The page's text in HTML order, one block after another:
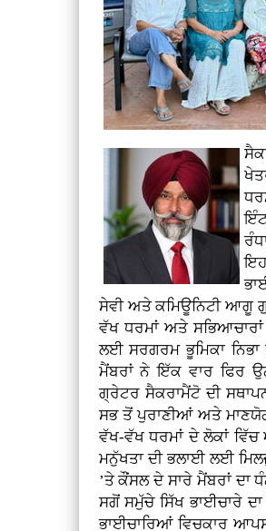
ਇਹ
ਸੇਵੀ ਅਤੇ ਕਮਿਊਨਿਟੀ ਆਗੂ
ਵੱਖ ਧਰਮਾਂ ਅਤੇ
ਲਈ ਸਰਗਰਮ ਭੂਮਿਕਾ
ਮੈਂਬਰਾਂ ਨੇ ਇੱਕ ਵਾਰ ਫਿਰ
ਗ੍ਰੇਟਰ ਸੈਕਰਾਮੈਂਟੋ ਦੀ
ਸਭ ਤੋਂ ਪੁਰਾਣੀਆਂ ਅਤੇ
ਵੱਖ-ਵੱਖ ਧਰਮਾਂ ਦੇ ਲੋਕਾਂ ਵਿੱਚ
ਮਨੁੱਖਤਾ ਦੀ ਭਲਾਈ ਲਈ
’ਤੇ ਕੌਂਸਲ ਦੇ ਸਾਰੇ ਮੈਂਬਰਾਂ ਦਾ
ਸਗੋਂ ਸਮੁੱਚੇ ਸਿੱਖ ਭਾਈਚਾਰੇ
ਭਾਈਚਾਰਿਆਂ ਵਿਚਕਾਰ